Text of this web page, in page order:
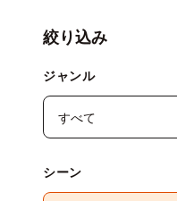
絞り込み
ジャンル
シーン